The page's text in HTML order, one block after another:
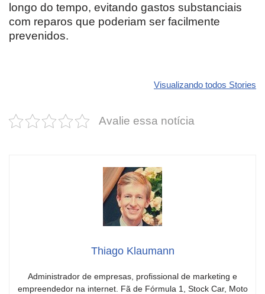
longo do tempo, evitando gastos substanciais
com reparos que poderiam ser facilmente
prevenidos.
Visualizando todos Stories
2025!
Dodge pode ter
de emoção
que
Avalie essa notícia
Thiago Klaumann
Administrador de empresas, profissional de marketing e
empreendedor na internet. Fã de Fórmula 1, Stock Car, Moto